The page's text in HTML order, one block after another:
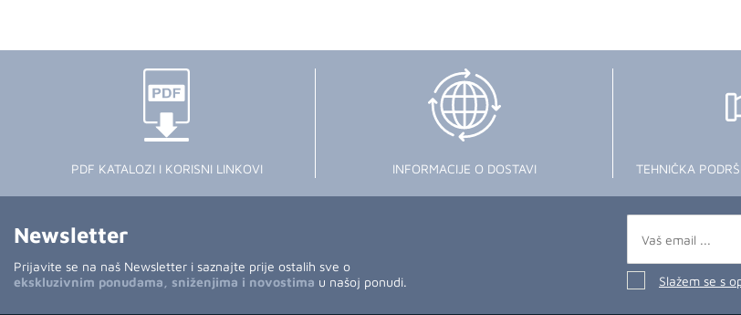
PDF KATALOZI I KORISNI LINKOVI INFORMACIJE O DOSTAVI TEHNIČKA
Newsletter
Prijavite se na naš Newsletter i saznajte prije ostalih sve o
ekskluzivnim ponudama, sniženjima i novostima u našoj ponudi. Slažem se s